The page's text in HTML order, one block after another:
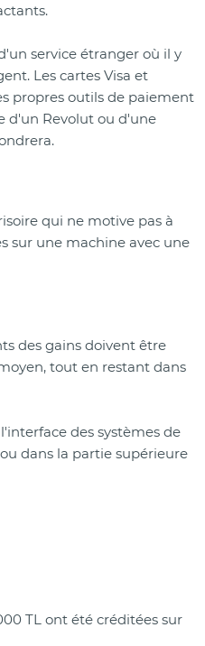
service étranger où il y
Les cartes Visa et
propres outils de paiement
d'un Revolut ou d'une
qui ne motive pas à
sur une machine avec une
des gains doivent être
tout en restant dans
des systèmes de
dans la partie supérieure
TL ont été créditées sur